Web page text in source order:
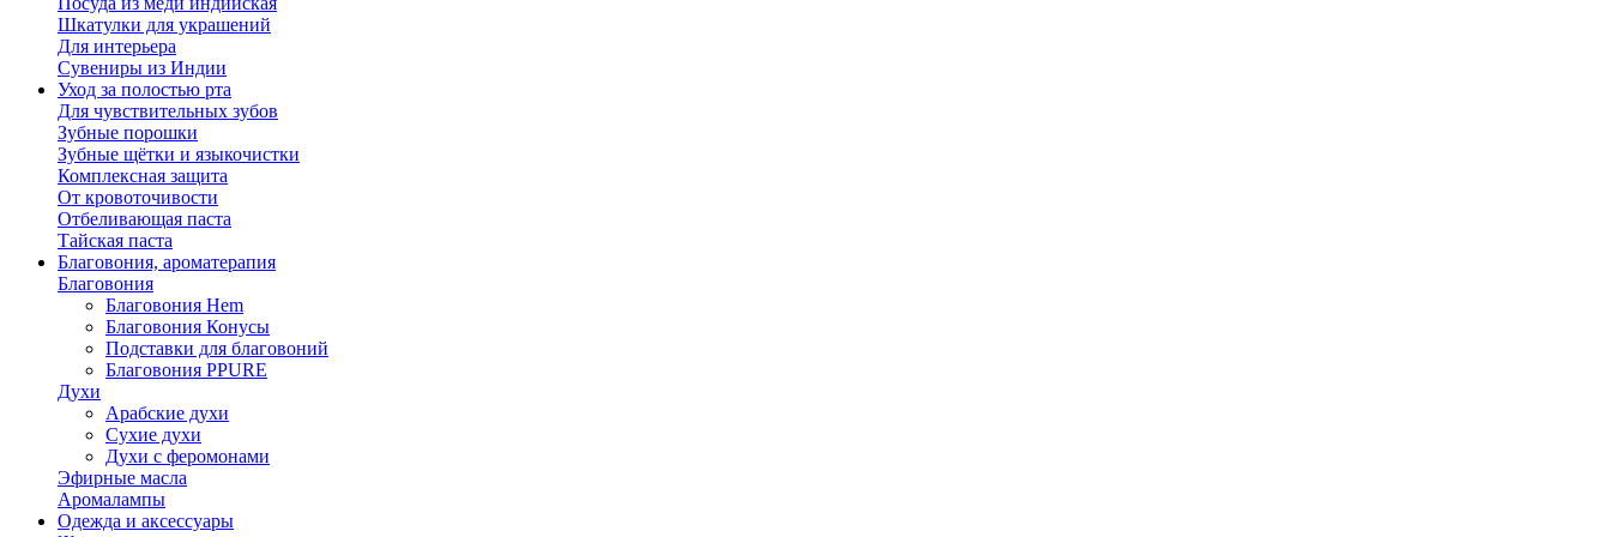
Шкатулки для украшений
Для интерьера
Сувениры из Индии
Уход за полостью рта
Для чувствительных зубов
Зубные порошки
Зубные щётки и языкочистки
Комплексная защита
От кровоточивости
Отбеливающая паста
Тайская паста
Благовония, ароматерапия
Благовония
Благовония Hem
Благовония Конусы
Подставки для благовоний
Благовония PPURE
Духи
Арабские духи
Сухие духи
Духи с феромонами
Эфирные масла
Аромалампы
Одежда и аксессуары